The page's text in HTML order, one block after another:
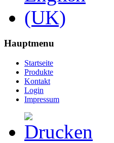
Hauptmenu
Startseite
Produkte
Kontakt
Login
Impressum